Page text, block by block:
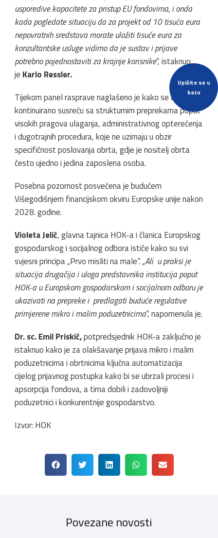
Upišite se u
bazu
usporedive kapacitete za pristup EU fondovima, i onda
kada pogledate situaciju da za projekt od 10 tisuća eura
nepovratnih sredstava morate uložiti tisuće eura za
konzultantske usluge vidimo da je sustav i prijave
potrebno pojednostaviti za krajnje korisnike“, istaknuo
je Karlo Ressler.
Tijekom panel rasprave naglašeno je kako se obrtnici
kontinuirano susreću sa strukturnim preprekama poput
visokih pragova ulaganja, administrativnog opterećenja
i dugotrajnih procedura, koje ne uzimaju u obzir
specifičnost poslovanja obrta, gdje je nositelj obrta
često ujedno i jedina zaposlena osoba.
Posebna pozornost posvećena je budućem
Višegodišnjem financijskom okviru Europske unije nakon
2028. godine.
Violeta Jelić, glavna tajnica HOK-a i članica Europskog
gospodarskog i socijalnog odbora ističe kako su svi
svjesni principa „Prvo misliti na male“. „Ali u praksi je
situacija drugačija i uloga predstavnika institucija poput
HOK-a u Europskom gospodarskom i socijalnom odboru je
ukazivati na prepreke i predlagati buduće regulative
primjerene mikro i malim poduzetnicima“, napomenula je.
Dr. sc. Emil Priskić,potpredsjednik HOK-a zaključno je
istaknuo kako je za olakšavanje prijava mikro i malim
poduzetnicima i obrtnicima ključna automatizacija
cijelog prijavnog postupka kako bi se ubrzali procesi i
apsorpcija fondova, a tima dobili i zadovoljniji
poduzetnici i konkurentnije gospodarstvo.
Izvor: HOK
Povezane novosti